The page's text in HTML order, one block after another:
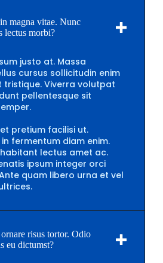
magna vitae. Nunc
lectus morbi?
justo at. Massa
cursus sollicitudin enim
Viverra volutpat
pellentesque sit
pretium facilisi ut.
fermentum diam enim.
lectus amet ac.
ipsum integer orci
quam libero urna et vel
risus tortor. Odio
eu dictumst?